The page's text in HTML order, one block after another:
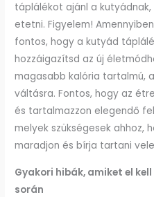
táplálékot ajánl a
etetni. Figyelem!
fontos, hogy a kutyád
hozzáigazítsd az új
magasabb kalória tartalmú,
váltásra. Fontos, hogy az
és tartalmazzon elegendő
melyek szükségesek ahhoz,
maradjon és bírja tartani
Gyakori hibák, amiket el
során